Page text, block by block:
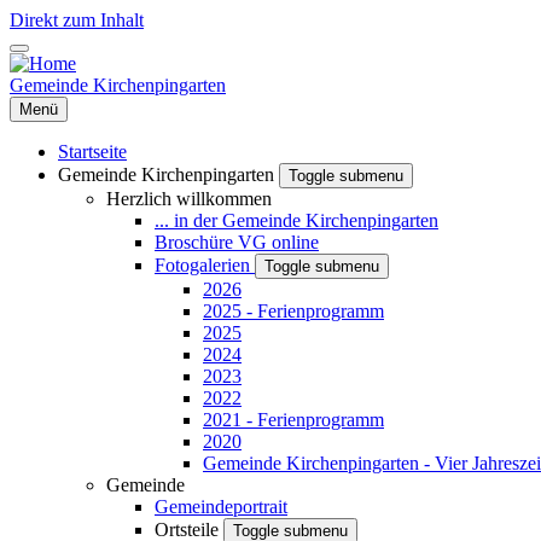
Direkt zum Inhalt
Gemeinde Kirchenpingarten
Menü
Startseite
Gemeinde Kirchenpingarten
Toggle submenu
Herzlich willkommen
... in der Gemeinde Kirchenpingarten
Broschüre VG online
Fotogalerien
Toggle submenu
2026
2025 - Ferienprogramm
2025
2024
2023
2022
2021 - Ferienprogramm
2020
Gemeinde Kirchenpingarten - Vier
Gemeinde
Gemeindeportrait
Ortsteile
Toggle submenu